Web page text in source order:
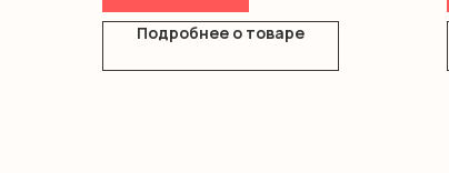
Подробнее о товаре